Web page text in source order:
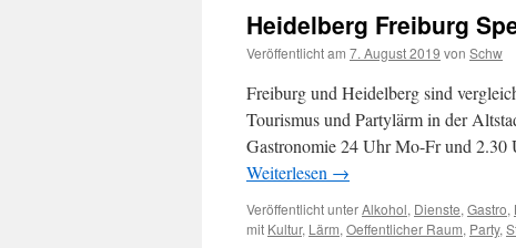
Heidelberg Freiburg
Veröffentlicht am 7. August 2019 von Schw
Freiburg und Heidelberg sind
Tourismus und Partylärm in der
Gastronomie 24 Uhr Mo-Fr und 2.30
Weiterlesen →
Veröffentlicht unterAlkohol, Dienste, Gastro,
mit Kultur, Lärm, Oeffentlicher Raum, Party,